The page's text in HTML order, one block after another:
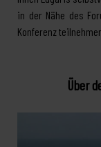
in der Nähe des
Konferenz
Über